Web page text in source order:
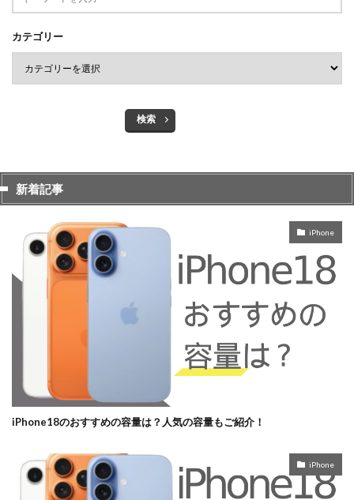
カテゴリー
検索
新着記事
iPhone
iPhone18のおすすめの容量は？人気の容量もご紹介！
iPhone